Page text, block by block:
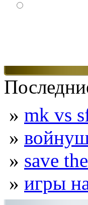
» mk vs
»
» save
» игры